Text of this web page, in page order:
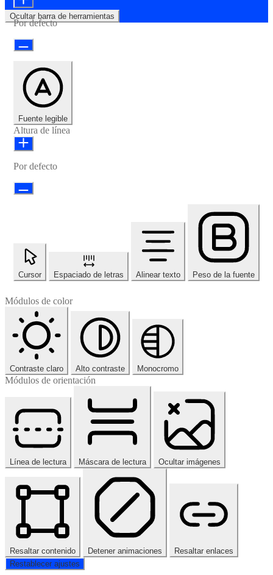
Ocultar barra de herramientas
Por defecto
Fuente legible
Altura de línea
Por defecto
Cursor Espaciado de letras Alinear texto Peso de la fuente
Módulos de color
Contraste claro Alto contraste Monocromo
Módulos de orientación
Línea de lectura Máscara de lectura Ocultar imágenes
Resaltar contenido Detener animaciones
Resaltar enlaces
Restablecer ajustes